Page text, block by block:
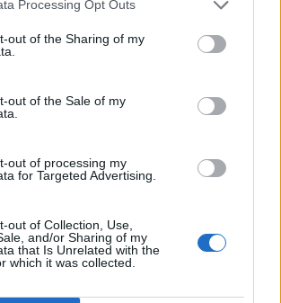
Processing Opt Outs
out of the Sharing of my
out of the Sale of my
out of processing my
for Targeted Advertising.
out of Collection, Use,
and/or Sharing of my
that Is Unrelated with the
which it was collected.
lejjebb, a CAC 2,8 százalékot esett.
részvényindexekhez...
olvasása előfizetéses
kötött.
következőket tartalmazza:
teljes cikkarchívum
BÉT elmúlt 2 év napon belüli